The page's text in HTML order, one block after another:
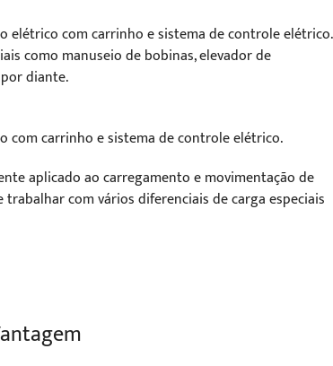
elétrico com carrinho e sistema de controle elétrico.
como manuseio de bobinas, elevador de
diante.
com carrinho e sistema de controle elétrico.
aplicado ao carregamento e movimentação de
com vários diferenciais de carga especiais